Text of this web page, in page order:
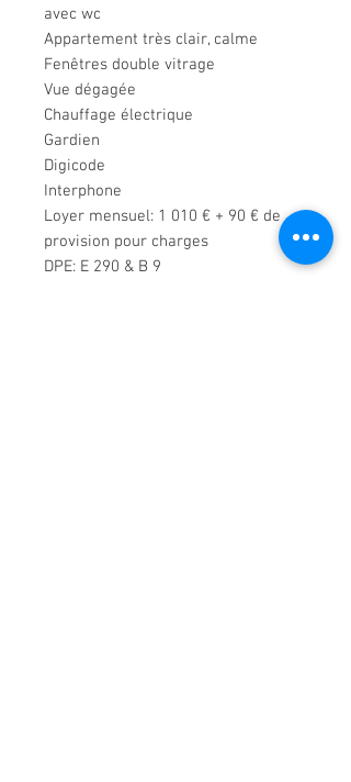
avec wc
Appartement très clair, calme
Fenêtres double vitrage
Vue dégagée
Chauffage électrique
Gardien
Digicode
Interphone
Loyer mensuel: 1 010 € + 90 € de
provision pour charges
DPE: E 290 & B 9